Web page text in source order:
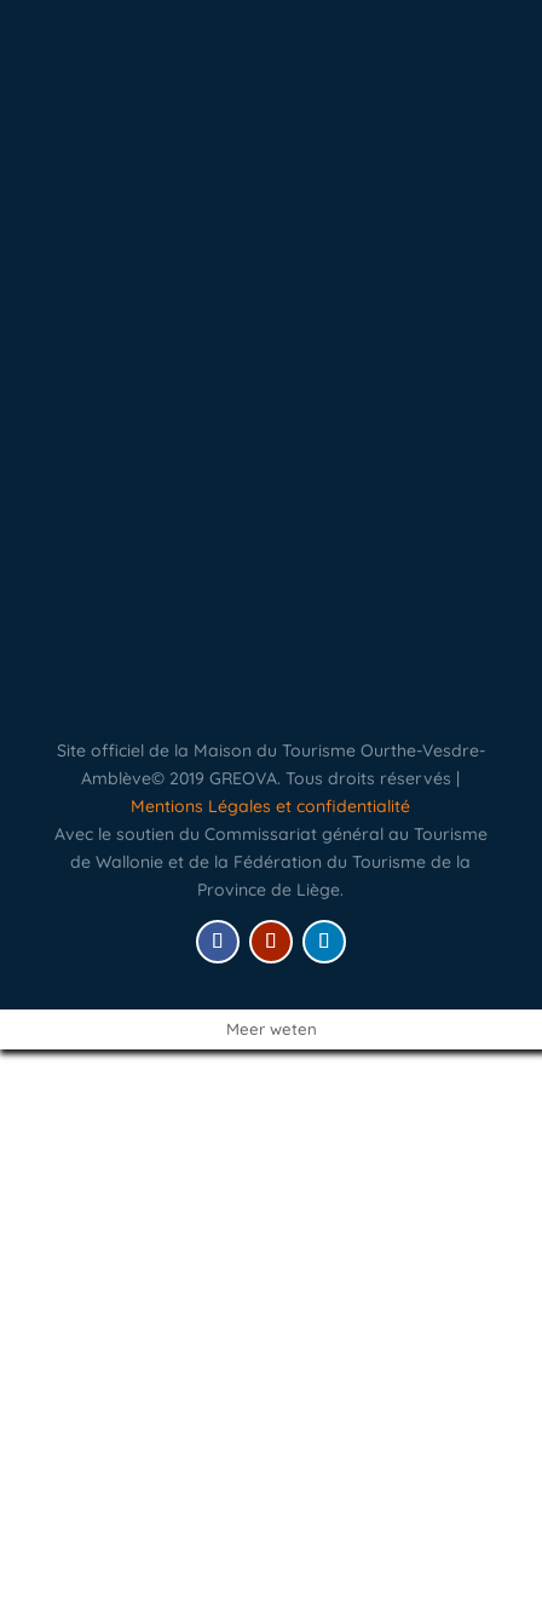
Site officiel de la Maison du Tourisme Ourthe-Vesdre-
Amblève© 2019 GREOVA. Tous droits réservés |
Mentions Légales et confidentialité
Avec le soutien du Commissariat général au Tourisme
de Wallonie et de la Fédération du Tourisme de la
Province de Liège.
Meer weten